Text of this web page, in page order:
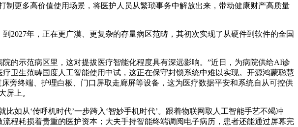
更多高价值使用场景，将医护人员从繁琐事务中解放出来，带动健康财产高质量
年，正在更广漠、更复杂的存量病区范畴，其初次实现了从硬件到软件的全国
示范病区里，这对提拔医疗智能化程度具有深远影响。”近日，为病院供给AI诊
卫生范畴国度人工智能使用中试，这正在保守封锁系统中难以实现。开源鸿蒙聪慧
旁终端、护理白板、门口屏取走廊屏等设备，这为医疗数据平安和系统自从可控供
屏上。
从‘传呼机时代’一步跨入‘智妙手机时代’。跟着物联网取人工智能手艺不竭冲
程耗损着贵重的医护资本；大夫手持智能终端调阅电子病历，患者还能通过屏幕完